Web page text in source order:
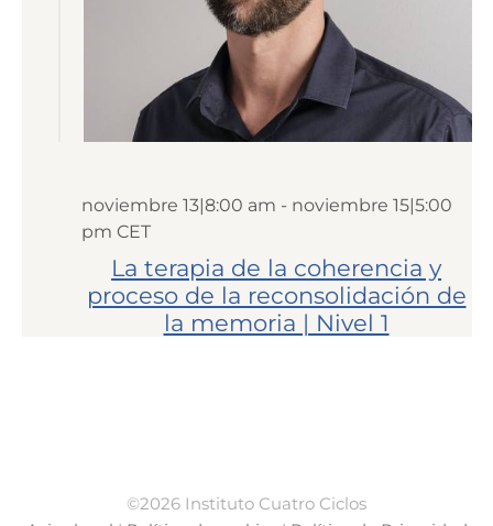
La terapia de la coherencia y
proceso de la reconsolidación de
la memoria | Nivel 1
noviembre 13|8:00 am - noviembre 15|5:00
pm CET
©2026 Instituto Cuatro Ciclos